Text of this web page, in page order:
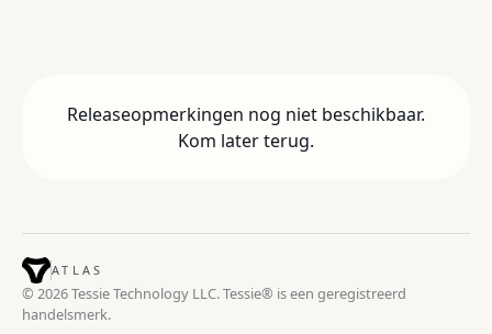
Releaseopmerkingen nog niet beschikbaar.
Kom later terug.
ATLAS
© 2026 Tessie Technology LLC. Tessie® is een geregistreerd
handelsmerk.